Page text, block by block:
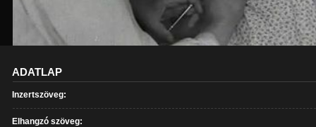
ADATLAP
Inzertszöveg:
Elhangzó szöveg: